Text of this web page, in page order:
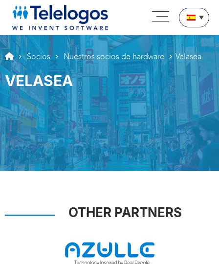
Aller au texte
Aller au menu
Pasar a contenido
Menú principal
Socios Nuestros socios de hardware Velasea
VELASEA
OTHER PARTNERS